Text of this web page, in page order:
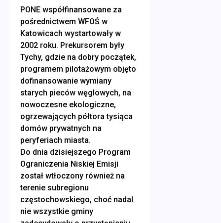
PONE współfinansowane za
pośrednictwem WFOŚ w
Katowicach wystartowały w
2002 roku. Prekursorem były
Tychy, gdzie na dobry początek,
programem pilotażowym objęto
dofinansowanie wymiany
starych pieców węglowych, na
nowoczesne ekologiczne,
ogrzewających półtora tysiąca
domów prywatnych na
peryferiach miasta.
Do dnia dzisiejszego Program
Ograniczenia Niskiej Emisji
został wtłoczony również na
terenie subregionu
częstochowskiego, choć nadal
nie wszystkie gminy